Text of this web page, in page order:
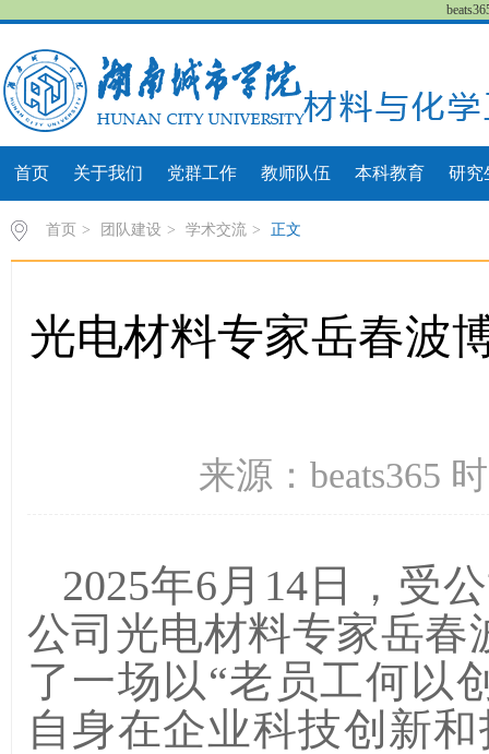
首页 关于我们 党群工作 教师队伍 本科教育 研究
首页 > 团队建设 > 学术交流 > 正文
光电材料专家岳春波
来源：beats365
2025年6月 14日， 受
公司光电材料专家岳春
了一场以“老员工何以
自身在企业科技创新